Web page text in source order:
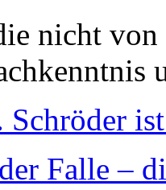
nicht
Schröder
Falle –